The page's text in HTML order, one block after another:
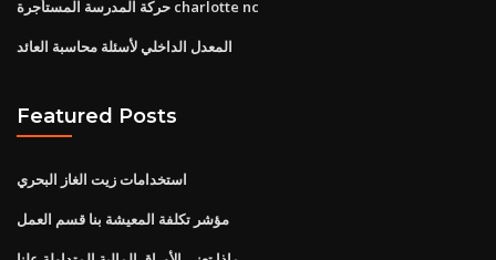
حركة المدرسة المستأجرة charlotte nc
المعدل الداخلي لأسئلة محاسبة العائد
Featured Posts
استخدامات زيت الغاز البحري
مؤشر تكلفة المعيشة بنا قسم العمل